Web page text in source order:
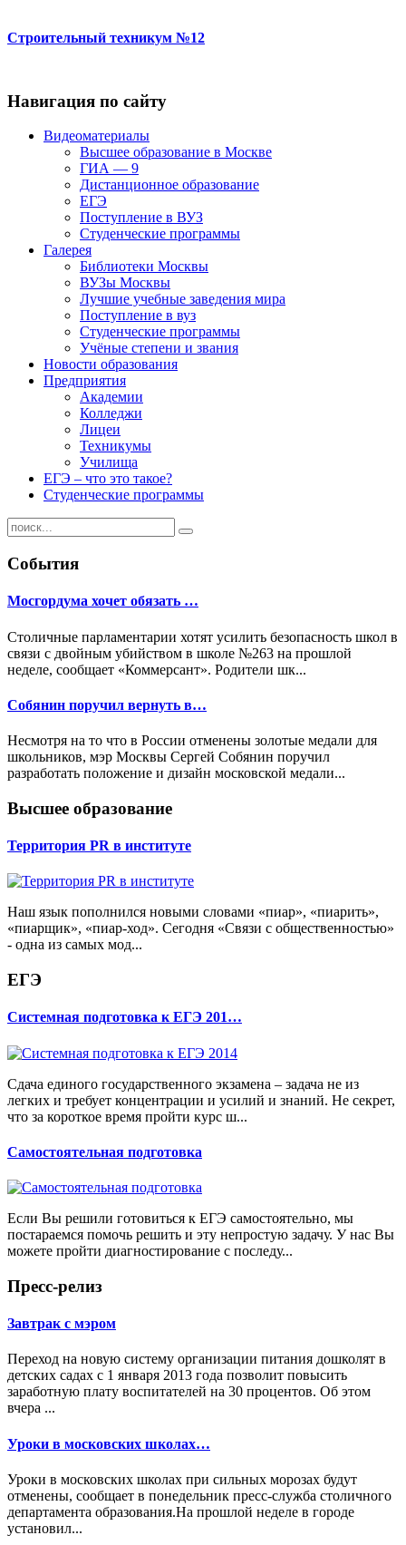
Строительный техникум №12
Навигация по сайту
Видеоматериалы
Высшее образование в Москве
ГИА — 9
Дистанционное образование
ЕГЭ
Поступление в ВУЗ
Студенческие программы
Галерея
Библиотеки Москвы
ВУЗы Москвы
Лучшие учебные заведения мира
Поступление в вуз
Студенческие программы
Учёные степени и звания
Новости образования
Предприятия
Академии
Колледжи
Лицеи
Техникумы
Училища
ЕГЭ – что это такое?
Студенческие программы
События
Мосгордума хочет обязать …
Столичные парламентарии хотят усилить безопасность школ в
связи с двойным убийством в школе №263 на прошлой
неделе, сообщает «Коммерсант». Родители шк...
Собянин поручил вернуть в…
Несмотря на то что в России отменены золотые медали для
школьников, мэр Москвы Сергей Собянин поручил
разработать положение и дизайн московской медали...
Высшее образование
Территория PR в институте
Наш язык пополнился новыми словами «пиар», «пиарить»,
«пиарщик», «пиар-ход». Сегодня «Связи с общественностью»
- одна из самых мод...
ЕГЭ
Системная подготовка к ЕГЭ 201…
Сдача единого государственного экзамена – задача не из
легких и требует концентрации и усилий и знаний. Не секрет,
что за короткое время пройти курс ш...
Самостоятельная подготовка
Если Вы решили готовиться к ЕГЭ самостоятельно, мы
постараемся помочь решить и эту непростую задачу. У нас Вы
можете пройти диагностирование с последу...
Пресс-релиз
Завтрак с мэром
Переход на новую систему организации питания дошколят в
детских садах с 1 января 2013 года позволит повысить
заработную плату воспитателей на 30 процентов. Об этом
вчера ...
Уроки в московских школах…
Уроки в московских школах при сильных морозах будут
отменены, сообщает в понедельник пресс-служба столичного
департамента образования.На прошлой неделе в городе
установил...